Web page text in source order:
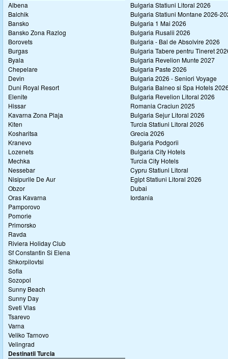
Albena
Balchik
Bansko
Bansko Zona Razlog
Borovets
Burgas
Byala
Chepelare
Devin
Duni Royal Resort
Elenite
Hissar
Kavarna Zona Plaja
Kiten
Kosharitsa
Kranevo
Lozenets
Mechka
Nessebar
Nisipurile De Aur
Obzor
Oras Kavarna
Pamporovo
Pomorie
Primorsko
Ravda
Riviera Holiday Club
Sf Constantin Si Elena
Shkorpilovtsi
Sofia
Sozopol
Sunny Beach
Sunny Day
Sveti Vlas
Tsarevo
Varna
Veliko Tarnovo
Velingrad
Destinatii Turcia
Bulgaria Statiuni Litoral 2026
Bulgaria Statiuni Montane 2026-
Bulgaria 1 Mai 2026
Bulgaria Rusalii 2026
Bulgaria - Bal de Absolvire 2026
Bulgaria Tabere pentru Tineret
Bulgaria Revelion Munte 2027
Bulgaria Paste 2026
Bulgaria 2026 - Seniori Voyage
Bulgaria Balneo si Spa Hotels
Bulgaria Revelion Litoral 2026
Romania Craciun 2025
Bulgaria Sejur Litoral 2026
Turcia Statiuni Litoral 2026
Grecia 2026
Bulgaria Podgorii
Bulgaria City Hotels
Turcia City Hotels
Cypru Statiuni Litoral
Egipt Statiuni Litoral 2026
Dubai
Iordania